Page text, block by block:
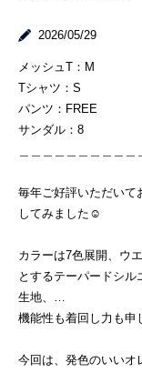
2026/05/29
メッシュT：M
Tシャツ：S
パンツ：FREE
サンダル：8
毎年ご好評いただいて
してみました☺︎
カラーは7色展開、ウ
とするテーパードシ
生地、…
機能性も着回し力も申
今回は、発色のいいオ